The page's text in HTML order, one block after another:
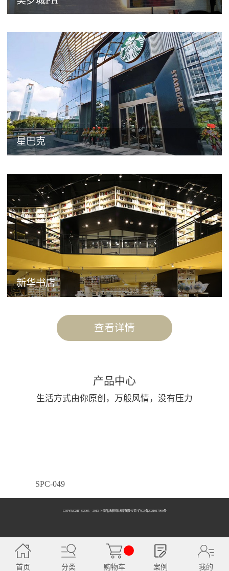
星巴克
新华书店
查看详情
产品中心
生活方式由你原创，万般风情，没有压力
SPC-049
SPC-050
COPYRIGHT ©2005 - 2013 上海品逸装饰材料有限公司 泸ICP备2021017990号
首页 分类 购物车 案例 我的